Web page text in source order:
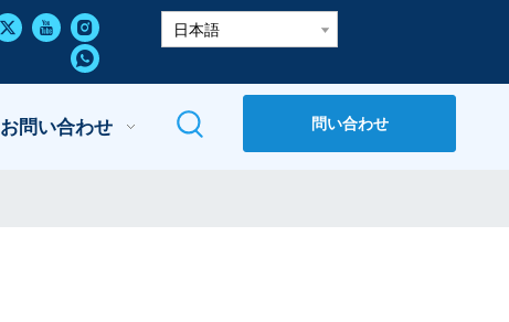
日本語
お問い合わせ 問い合わせ